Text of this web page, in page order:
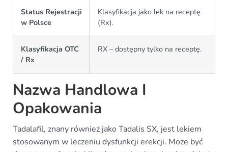
Status Rejestracji
w Polsce
Klasyfikacja jako lek na receptę
(Rx).
Klasyfikacja OTC
/ Rx
RX – dostępny tylko na receptę.
Nazwa Handlowa I
Opakowania
Tadalafil, znany również jako Tadalis SX, jest lekiem
stosowanym w leczeniu dysfunkcji erekcji. Może być